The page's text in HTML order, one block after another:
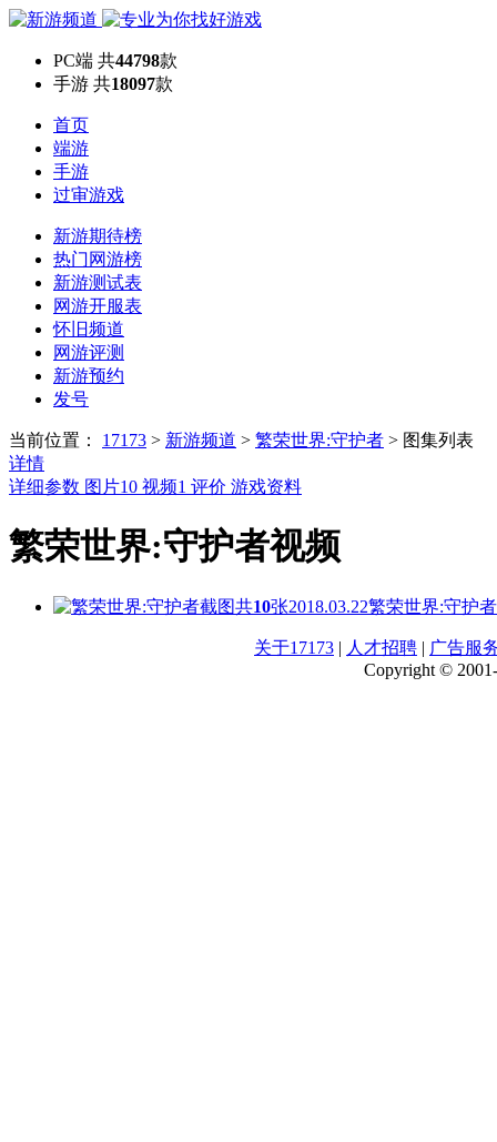
PC端 共44798款
手游 共18097款
首页
端游
手游
过审游戏
新游期待榜
热门网游榜
新游测试表
网游开服表
怀旧频道
网游评测
新游预约
发号
当前位置： 17173 > 新游频道 > 繁荣世界:守护者 > 图集列表
详情
详细参数 图片10 视频1 评价 游戏资料
繁荣世界:守护者视频
共10张2018.03.22繁荣世界:守护
关于17173 | 人才招聘 | 广告服
Copyright ©